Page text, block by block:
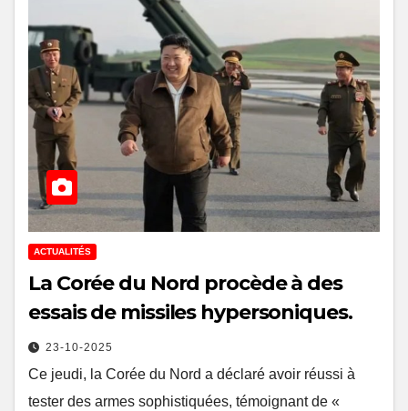
ACTUALITÉS
La Corée du Nord procède à des
essais de missiles hypersoniques.
23-10-2025
Ce jeudi, la Corée du Nord a déclaré avoir réussi à
tester des armes sophistiquées, témoignant de «